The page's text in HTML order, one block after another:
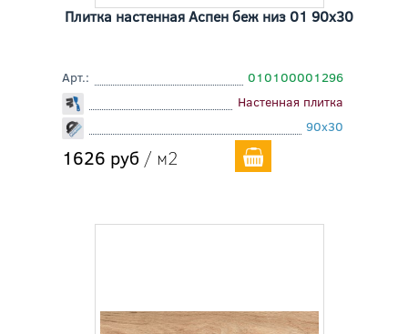
Плитка настенная Аспен беж низ 01 90x30
Арт.:
010100001296
Настенная плитка
90x30
1626 руб / м2